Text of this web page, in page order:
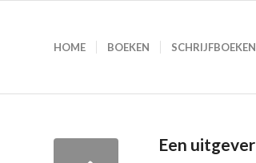
HOME BOEKEN SCHRIJFBOEKEN
Een